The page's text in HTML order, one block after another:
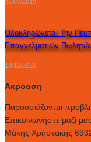
31/07/2019
Ολοκληρώνεται Την
Επαγγελματιών
18/12/2020
Ακρόαση
Παρουσιάζονται
Επικοινωνήστε μαζί
Μάκης Χρηστάκης